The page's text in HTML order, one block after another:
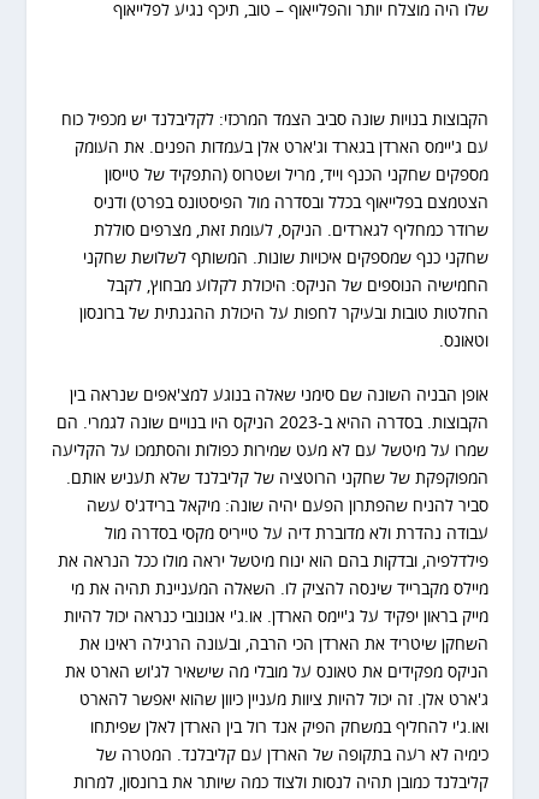
שלו היה מוצלח יותר והפלייאוף – טוב, תיכף נגיע לפלייאוף
הקבוצות בנויות שונה סביב הצמד המרכזי: לקליבלנד יש מכפיל כוח
עם ג'יימס הארדן בגארד וג'ארט אלן בעמדות הפנים. את העומק
מספקים שחקני הכנף וייד, מריל ושטרוס (התפקיד של טייסון
הצטמצם בפלייאוף בכלל ובסדרה מול הפיסטונס בפרט) ודניס
שרודר כמחליף לגארדים. הניקס, לעומת זאת, מצרפים סוללת
שחקני כנף שמספקים איכויות שונות. המשותף לשלושת שחקני
החמישיה הנוספים של הניקס: היכולת לקלוע מבחוץ, לקבל
החלטות טובות ובעיקר לחפות על היכולת ההגנתית של ברונסון
וטאונס.
אופן הבניה השונה שם סימני שאלה בנוגע למצ'אפים שנראה בין
הקבוצות. בסדרה ההיא ב-2023 הניקס היו בנויים שונה לגמרי. הם
שמרו על מיטשל עם לא מעט שמירות כפולות והסתמכו על הקליעה
המפוקפקת של שחקני הרוטציה של קליבלנד שלא תעניש אותם.
סביר להניח שהפתרון הפעם יהיה שונה: מיקאל ברידג'ס עשה
עבודה נהדרת ולא מדוברת דיה על טייריס מקסי בסדרה מול
פילדלפיה, ובדקות בהם הוא ינוח מיטשל יראה מולו ככל הנראה את
מיילס מקברייד שינסה להציק לו. השאלה המעניינת תהיה את מי
מייק בראון יפקיד על ג'יימס הארדן. או.ג'י אנונובי כנראה יכול להיות
השחקן שיטריד את הארדן הכי הרבה, ובעונה הרגילה ראינו את
הניקס מפקידים את טאונס על מובלי מה שישאיר לג'וש הארט את
ג'ארט אלן. זה יכול להיות ציוות מעניין כיוון שהוא יאפשר להארט
ואו.ג'י להחליף במשחק הפיק אנד רול בין הארדן לאלן שפיתחו
כימיה לא רעה בתקופה של הארדן עם קליבלנד. המטרה של
קליבלנד כמובן תהיה לנסות ולצוד כמה שיותר את ברונסון, למרות